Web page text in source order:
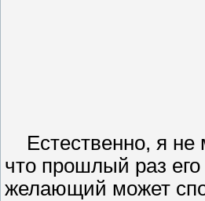
Естественно, я не
что прошлый раз
желающий может